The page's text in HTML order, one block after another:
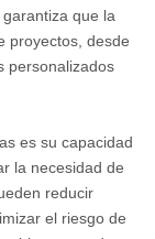
que la
proyectos, desde
personalizados
es su capacidad
la necesidad de
reducir
el riesgo de